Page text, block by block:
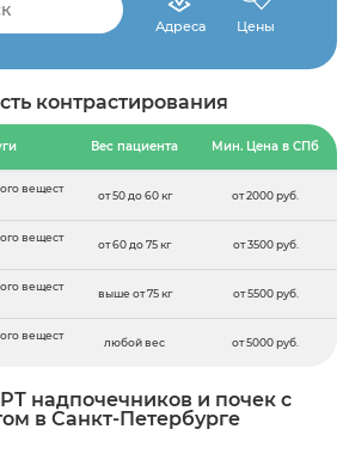
Адреса Цены
контрастирования
Вес пациента Мин. Цена в СПб
вещест
от 50 до 60 кг от 2000 руб.
вещест
от 60 до 75 кг от 3500 руб.
вещест
выше от 75 кг от 5500 руб.
вещест
любой вес от 5000 руб.
надпочечников и почек с
в Санкт-Петербурге